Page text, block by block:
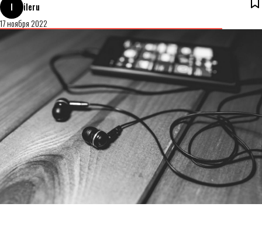
I
ileru
17 ноября 2022